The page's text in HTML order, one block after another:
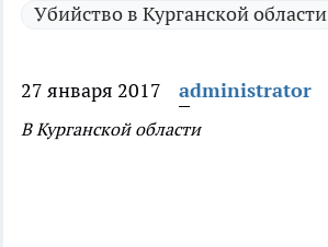
Убийство в Курганской области
27 января 2017 administrator
В Курганской области